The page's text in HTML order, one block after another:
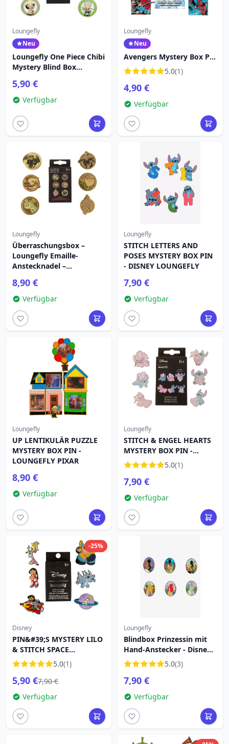
Loungefly
Neu
Loungefly One Piece Chibi
Mystery Blind Box
Farben)
5,90 €
Verfügbar
Loungefly
Neu
Avengers Mystery Box Pin
– Marvel Loungefly
5.0(1)
4,90 €
Verfügbar
Loungefly
Überraschungsbox –
Loungefly Emaille-
Anstecknadel –
gemacht
8,90 €
Verfügbar
Loungefly
STITCH LETTERS AND
POSES MYSTERY BOX PIN
- DISNEY LOUNGEFLY
7,90 €
Verfügbar
Loungefly
UP LENTIKULÄR PUZZLE
MYSTERY BOX PIN -
LOUNGEFLY PIXAR
8,90 €
Verfügbar
Loungefly
STITCH & ENGEL HEARTS
MYSTERY BOX PIN -
DISNEY LOUNGEFLY
5.0(1)
7,90 €
Verfügbar
-25%
Disney
PIN&#39;S MYSTERY LILO
& STITCH SPACE
ADVENTURE - DISNEY
LILO & STITCH
5.0(1)
5,90 €7,90 €
Verfügbar
Loungefly
Blindbox Prinzessin mit
Hand-Anstecker - Disney
Loungefly 5.0(3)
7,90 €
Verfügbar